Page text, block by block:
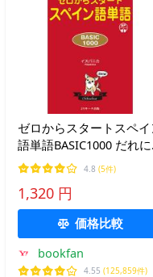
ゼロからスタートスペイ
語単語BASIC1000 だれに
でも覚えられるゼッタイ
礎ボキャブラリー/イスパ
ニカ
4.8 (5件)
1,320 円
価格比較
bookfan
4.55 (125,859件)